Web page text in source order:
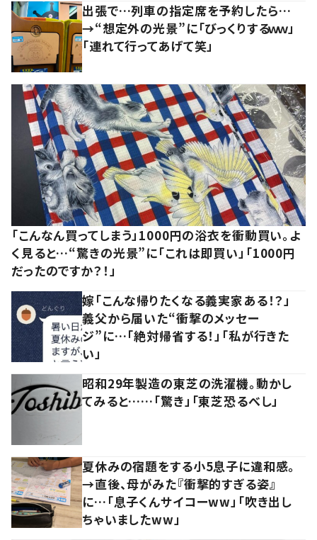
出張で…列車の指定席を予約したら…
→“想定外の光景”に「びっくりするｗｗ」
「連れて行ってあげて笑」
「こんなん買ってしまう」1000円の浴衣を衝動買い。よ
く見ると…“驚きの光景”に「これは即買い」「1000円
だったのですか？！」
嫁「こんな帰りたくなる義実家ある！？」
義父から届いた“衝撃のメッセー
ジ”に…「絶対帰省する！」「私が行きた
い」
昭和29年製造の東芝の洗濯機。動かし
てみると……「驚き」「東芝恐るべし」
夏休みの宿題をする小5息子に違和感。
→直後、母がみた『衝撃的すぎる姿』
に…「息子くんサイコーww」「吹き出し
ちゃいましたww」